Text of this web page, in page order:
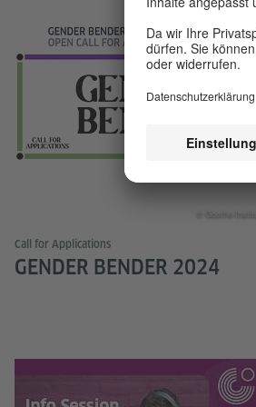
© Goethe-Institut
Call for Applications
GENDER BENDER 2024